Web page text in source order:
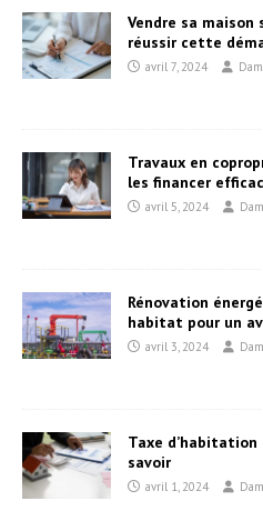
Vendre sa maison
réussir cette
avril 7, 2024
Travaux en
les financer
avril 5, 2024
Rénovation
habitat pour un
avril 3, 2024
Taxe d’habitation
savoir
avril 1, 2024